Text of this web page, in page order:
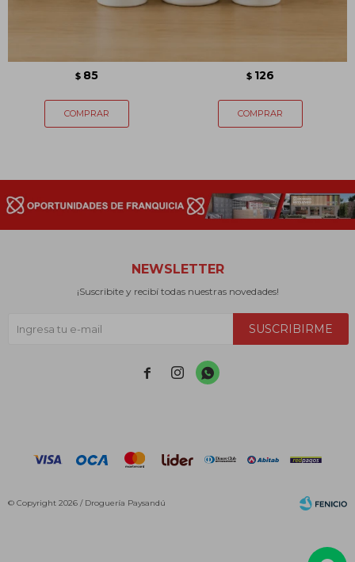
$ 85 $ 126
NEWSLETTER
¡Suscribite y recibí todas nuestras novedades!
SUSCRIBIRME
  
© Copyright 2026 / Droguería Paysandú